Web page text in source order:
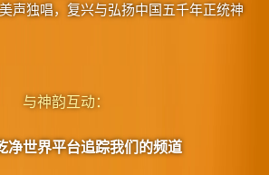
声独唱，复兴与弘扬中国五千年正统神
与神韵互动：
净世界平台追踪我们的频道